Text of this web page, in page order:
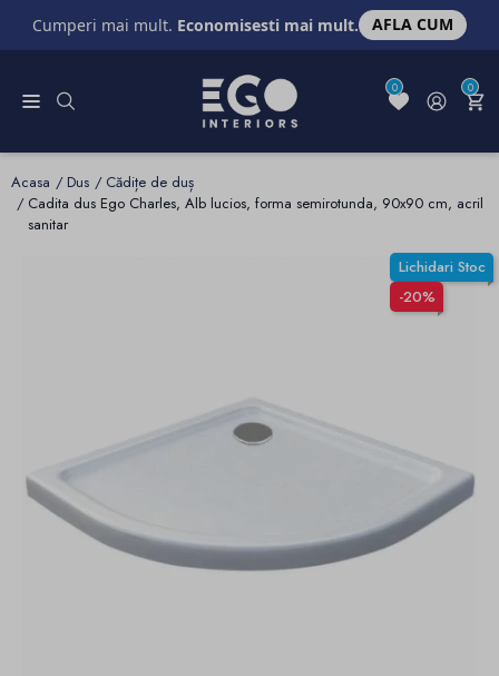
Cumperi mai mult. Economisesti mai mult. AFLA CUM
0 0
Acasa Dus
Cădițe de duș
Cadita dus Ego Charles, Alb lucios, forma semirotunda, 90x90 cm, acril
sanitar
Lichidari Stoc
-20%